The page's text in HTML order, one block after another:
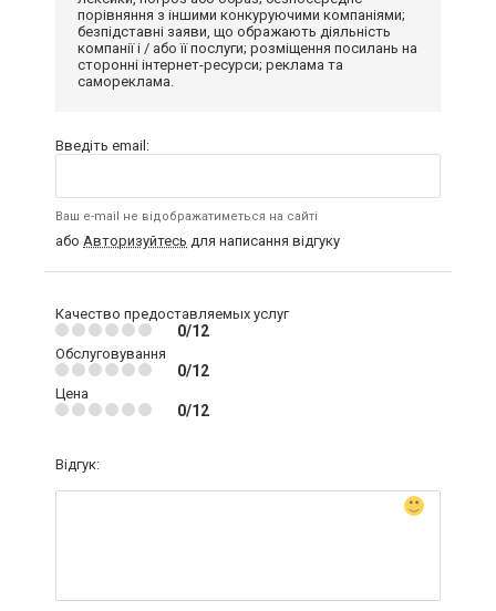
порівняння з іншими конкуруючими компаніями;
безпідставні заяви, що ображають діяльність
компанії і / або її послуги; розміщення посилань на
сторонні інтернет-ресурси; реклама та
самореклама.
Введіть email:
Ваш e-mail не відображатиметься на сайті
або Авторизуйтесь для написання відгуку
Качество предоставляемых услуг
0/12
Обслуговування
0/12
Цена
0/12
Відгук: